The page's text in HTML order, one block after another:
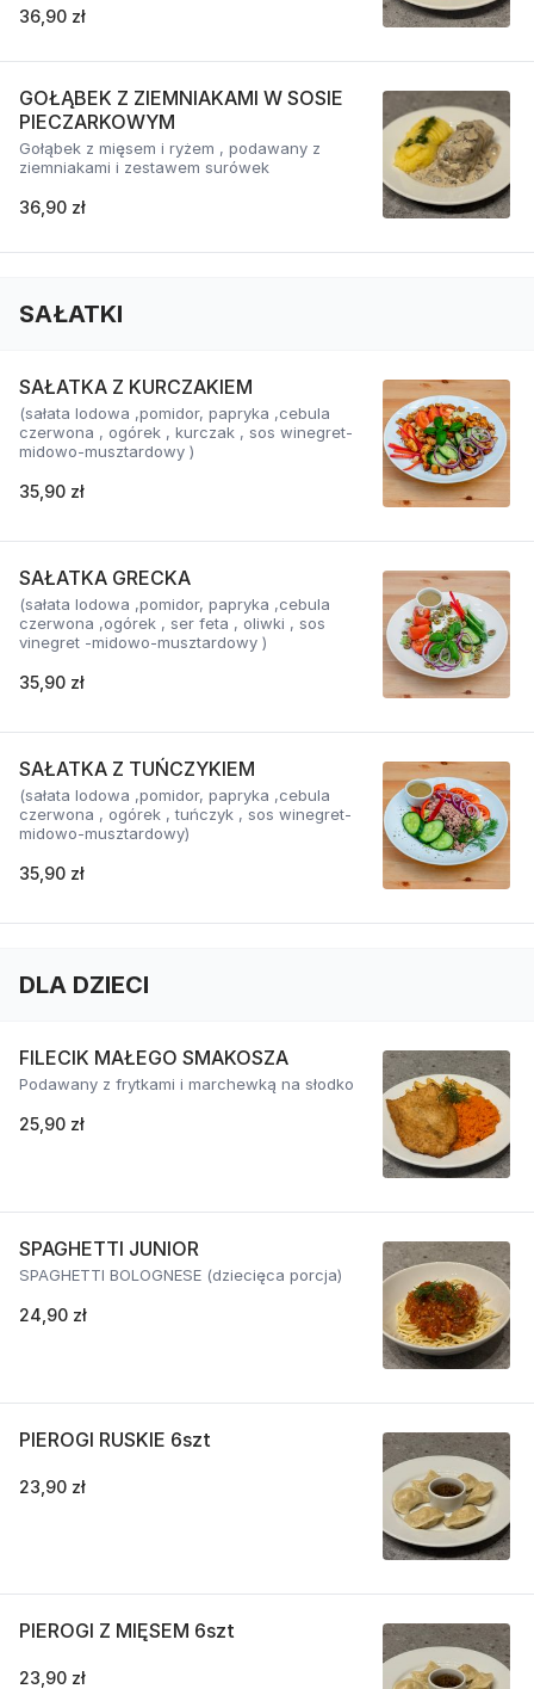
36,90 zł
GOŁĄBEK Z ZIEMNIAKAMI W SOSIE
PIECZARKOWYM
Gołąbek z mięsem i ryżem , podawany z
ziemniakami i zestawem surówek
36,90 zł
SAŁATKI
SAŁATKA Z KURCZAKIEM
(sałata lodowa ,pomidor, papryka ,cebula
czerwona , ogórek , kurczak , sos winegret-
midowo-musztardowy )
35,90 zł
SAŁATKA GRECKA
(sałata lodowa ,pomidor, papryka ,cebula
czerwona ,ogórek , ser feta , oliwki , sos
vinegret -midowo-musztardowy )
35,90 zł
SAŁATKA Z TUŃCZYKIEM
(sałata lodowa ,pomidor, papryka ,cebula
czerwona , ogórek , tuńczyk , sos winegret-
midowo-musztardowy)
35,90 zł
DLA DZIECI
FILECIK MAŁEGO SMAKOSZA
Podawany z frytkami i marchewką na słodko
25,90 zł
SPAGHETTI JUNIOR
SPAGHETTI BOLOGNESE (dziecięca porcja)
24,90 zł
PIEROGI RUSKIE 6szt
23,90 zł
PIEROGI Z MIĘSEM 6szt
23,90 zł